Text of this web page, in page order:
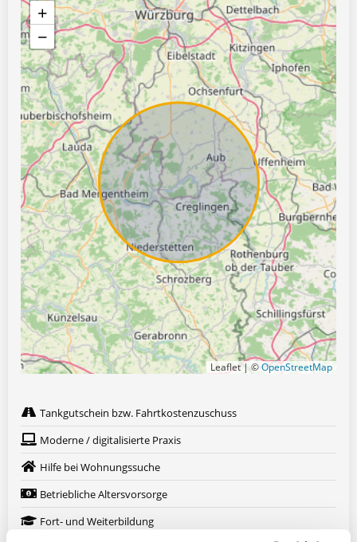
+
−
Leaflet | ©OpenStreetMap
Tankgutschein bzw. Fahrtkostenzuschuss
Moderne / digitalisierte Praxis
Hilfe bei Wohnungssuche
Betriebliche Altersvorsorge
Fort- und Weiterbildung